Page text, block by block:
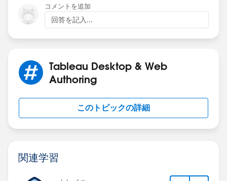
(Date) to remain in the view. Best, Don
コメントを追加
回答を記入...
Tableau Desktop & Web
Authoring
このトピックの詳細
関連学習